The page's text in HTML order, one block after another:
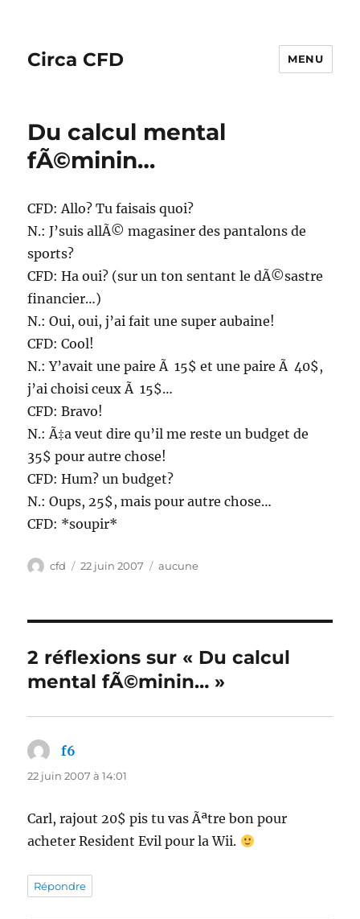
Circa CFD MENU
Du calcul mental
fÃ©minin…
CFD: Allo? Tu faisais quoi?
N.: J’suis allÃ© magasiner des pantalons de
sports?
CFD: Ha oui? (sur un ton sentant le dÃ©sastre
financier…)
N.: Oui, oui, j’ai fait une super aubaine!
CFD: Cool!
N.: Y’avait une paire Ã 15$ et une paire Ã 40$,
j’ai choisi ceux Ã 15$…
CFD: Bravo!
N.: Ã‡a veut dire qu’il me reste un budget de
35$ pour autre chose!
CFD: Hum? un budget?
N.: Oups, 25$, mais pour autre chose…
CFD: *soupir*
Auteur
cfd
Publié
22 juin 2007 Catégories
aucune
2 réflexions sur « Du calcul
mental fÃ©minin… »
f6
22 juin 2007 à 14:01
Carl, rajout 20$ pis tu vas Ãªtre bon pour
acheter Resident Evil pour la Wii.
Répondre